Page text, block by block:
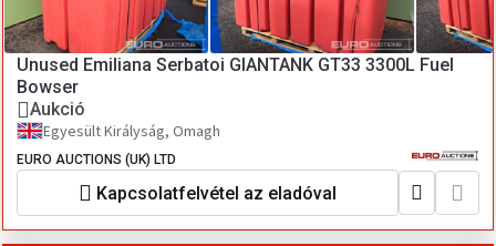
Unused Emiliana Serbatoi GIANTANK GT33 3300L Fuel
Bowser
Aukció
Egyesült Királyság, Omagh
EURO AUCTIONS (UK) LTD
Kapcsolatfelvétel az eladóval